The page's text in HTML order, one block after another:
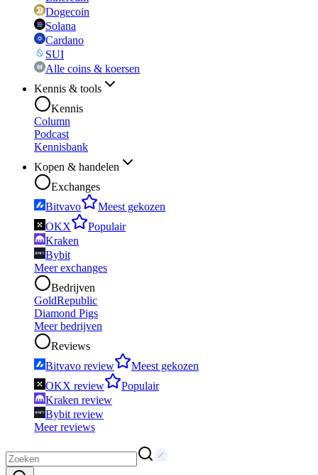
Dogecoin
Solana
Cardano
SUI
Alle coins & koersen
Kennis & tools
Kennis
Column
Podcast
Kennisbank
Kopen & handelen
Exchanges
Bitvavo
Meest gekozen
OKX
Populair
Kraken
Bybit
Meer exchanges
Bedrijven
GoldRepublic
Diamond Pigs
Meer bedrijven
Reviews
Bitvavo review
Meest gekozen
OKX review
Populair
Kraken review
Bybit review
Meer reviews